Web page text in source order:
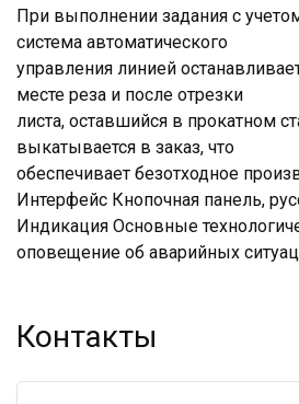
При выполнении задания с
система автоматического
управления линией
месте реза и после отрезки
листа, оставшийся в прокатном
выкатывается в заказ, что
обеспечивает безотходное
Интерфейс Кнопочная панель,
Индикация Основные
оповещение об аварийных
Контакты